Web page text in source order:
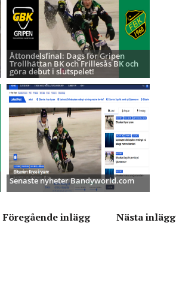
Åttondelsfinal: Dags för Gripen
Trollhättan BK och Frillesås BK och
göra debut i slutspelet!
Senaste nyheter Bandyworld.com
Föregående inlägg Nästa inlägg